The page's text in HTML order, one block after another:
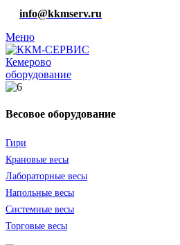
info@kkmserv.ru
Меню
оборудование
Весовое оборудование
Гири
Крановые весы
Лабораторные весы
Напольные весы
Системные весы
Торговые весы